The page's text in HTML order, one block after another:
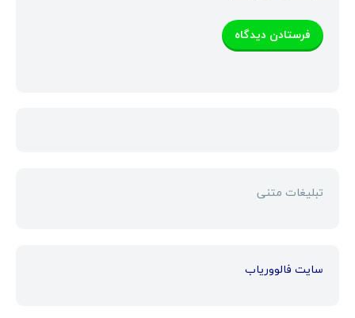
تبلیغات متنی
سایت فالووریاب